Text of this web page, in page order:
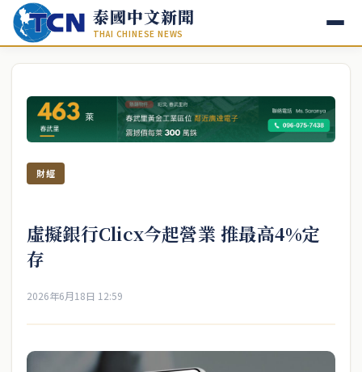
泰國中文新聞
THAI CHINESE NEWS
財經
虛擬銀行Clicx今起營業 推最高4%定
存
2026年6月18日 12:59